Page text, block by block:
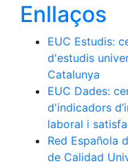
Enllaços
EUC Estudis:
d'estudis
Catalunya
EUC Dades:
d'indicadors
laboral i
Red Española
de Calidad